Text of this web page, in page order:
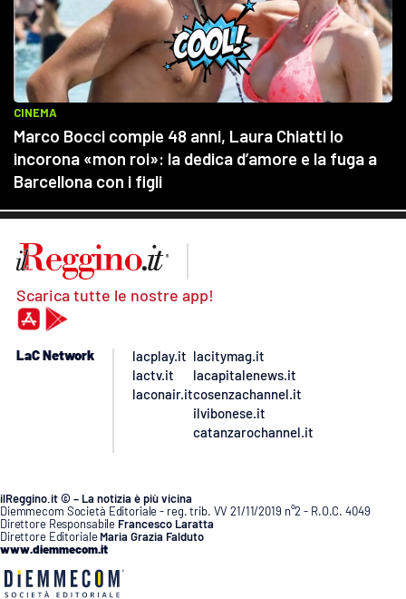
Scarica tutte le nostre app!
LaC Network
lacplay.it
lactv.it
laconair.it
lacitymag.it
lacapitalenews.it
cosenzachannel.it
ilvibonese.it
catanzarochannel.it
ilReggino.it © – La notizia è più vicina
Diemmecom Società Editoriale - reg. trib. VV 21/11/2019 n°2 - R.O.C. 4049
Direttore Responsabile Francesco Laratta
Direttore Editoriale Maria Grazia Falduto
www.diemmecom.it